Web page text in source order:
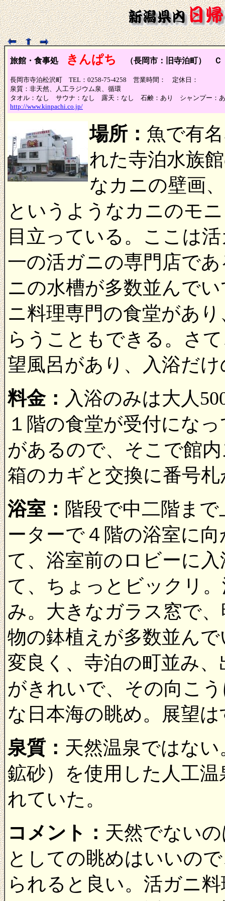
旅館・食事処 きんぱち （長岡市：旧寺泊町） Ｃ
長岡市寺泊松沢町 TEL：0258-75-4258 営業時間： 定休日：
泉質：非天然、人工ラジウム泉、循環
タオル：なし サウナ：なし 露天：なし 石鹸：あり シャンプー：
http://www.kinpachi.co.jp/
場所： 魚で有
れた寺泊水族
なカニの壁画
というようなカニのモ
目立っている。ここは
一の活ガニの専門店で
ニの水槽が多数並んで
ニ料理専門の食堂があ
らうこともできる。さ
望風呂があり、入浴だ
料金： 入浴のみは大人
１階の食堂が受付にな
があるので、そこで館
箱のカギと交換に番号
浴室： 階段で中二階ま
ーターで４階の浴室に
て、浴室前のロビーに
て、ちょっとビックリ
み。大きなガラス窓で
物の鉢植えが多数並ん
変良く、寺泊の町並み
がきれいで、その向こ
な日本海の眺め。展望
泉質： 天然温泉ではな
鉱砂）を使用した人工
れていた。
コメント： 天然でない
としての眺めはいいの
られると良い。活ガニ